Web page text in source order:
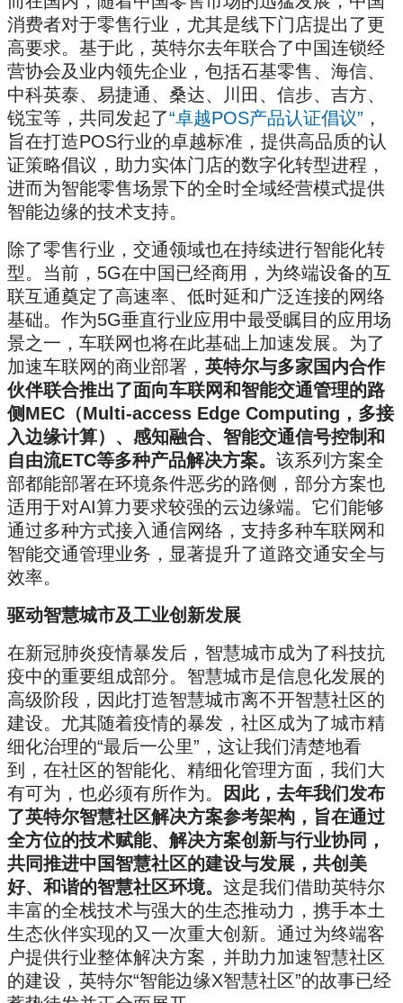
消费者对于零售行业，尤其是线下门店提出了更
高要求。基于此，英特尔去年联合了中国连锁经
营协会及业内领先企业，包括石基零售、海信、
中科英泰、易捷通、桑达、川田、信步、吉方、
锐宝等，共同发起了“卓越POS产品认证倡议” ，
旨在打造POS行业的卓越标准，提供高品质的认
证策略倡议，助力实体门店的数字化转型进程，
进而为智能零售场景下的全时全域经营模式提供
智能边缘的技术支持。
除了零售行业，交通领域也在持续进行智能化转
型。当前，5G在中国已经商用，为终端设备的互
联互通奠定了高速率、低时延和广泛连接的网络
基础。作为5G垂直行业应用中最受瞩目的应用场
景之一，车联网也将在此基础上加速发展。为了
加速车联网的商业部署， 英特尔与多家国内合作
伙伴联合推出了面向车联网和智能交通管理的路
侧MEC（Mul ti-access Edge Computing，多接
入边缘计算）、感知融合、智能交通信号控制和
自由流ETC等多种产品解决方案。 该系列方案全
部都能部署在环境条件恶劣的路侧，部分方案也
适用于对AI算力要求较强的云边缘端。它们能够
通过多种方式接入通信网络，支持多种车联网和
智能交通管理业务，显著提升了道路交通安全与
效率。
驱动智慧城市及工业创新发展
在新冠肺炎疫情暴发后，智慧城市成为了科技抗
疫中的重要组成部分。智慧城市是信息化发展的
高级阶段，因此打造智慧城市离不开智慧社区的
建设。尤其随着疫情的暴发，社区成为了城市精
细化治理的“最后一公里”，这让我们清楚地看
到，在社区的智能化、精细化管理方面，我们大
有可为，也必须有所作为。
因此，去年我们发布
了英特尔智慧社区解决方案参考架构，旨在通过
全方位的技术赋能、解决方案创新与行业协同，
共同推进中国智慧社区的建设与发展，共创美
好、和谐的智慧社区环境。 这是我们借助英特尔
丰富的全栈技术与强大的生态推动力，携手本土
生态伙伴实现的又一次重大创新。通过为终端客
户提供行业整体解决方案，并助力加速智慧社区
的建设，英特尔“智能边缘X智慧社区”的故事已经